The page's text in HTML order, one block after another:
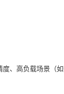
、高负载场景（